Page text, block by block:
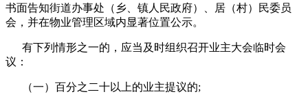
书面告知街道办事处（乡、镇人民政府）、居（村）民委员
会，并在物业管理区域内显著位置公示。
有下列情形之一的，应当及时组织召开业主大会临时会
议：
（一）百分之二十以上的业主提议的;